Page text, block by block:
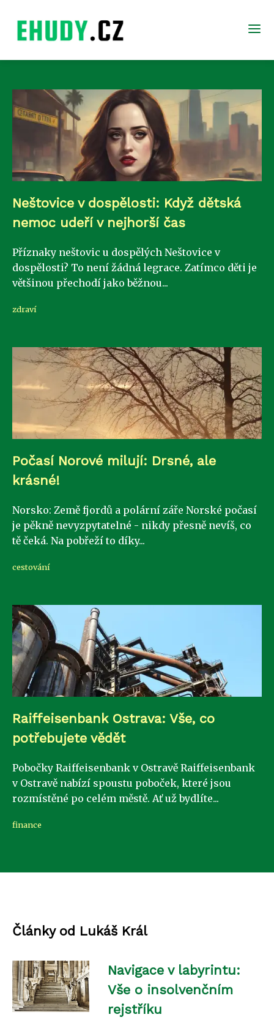
Neštovice v dospělosti: Když dětská
nemoc udeří v nejhorší čas
Příznaky neštovic u dospělých Neštovice v
dospělosti? To není žádná legrace. Zatímco děti je
většinou přechodí jako běžnou...
zdraví
Počasí Norové milují: Drsné, ale
krásné!
Norsko: Země fjordů a polární záře Norské počasí
je pěkně nevyzpytatelné - nikdy přesně nevíš, co
tě čeká. Na pobřeží to díky...
cestování
Raiffeisenbank Ostrava: Vše, co
potřebujete vědět
Pobočky Raiffeisenbank v Ostravě Raiffeisenbank
v Ostravě nabízí spoustu poboček, které jsou
rozmístěné po celém městě. Ať už bydlíte...
finance
Články od Lukáš Král
Navigace v labyrintu:
Vše o insolvenčním
rejstříku